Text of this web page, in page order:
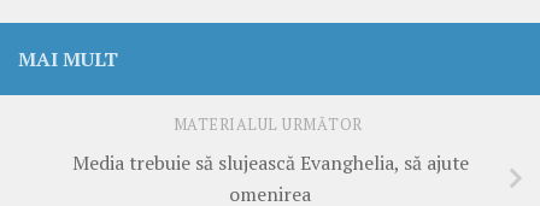
MAI MULT
MATERIALUL URMĂTOR
Media trebuie să slujească Evanghelia, să ajute
omenirea